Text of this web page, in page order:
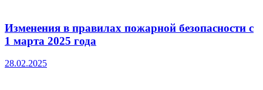
Изменения в правилах пожарной безопасности с
1 марта 2025 года
28.02.2025